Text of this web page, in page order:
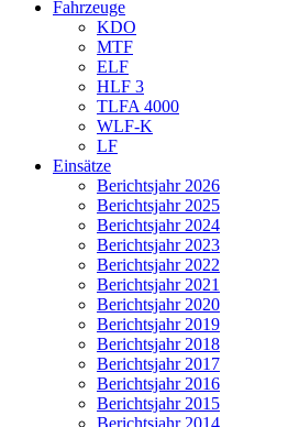
Fahrzeuge
KDO
MTF
ELF
HLF 3
TLFA 4000
WLF-K
LF
Einsätze
Berichtsjahr 2026
Berichtsjahr 2025
Berichtsjahr 2024
Berichtsjahr 2023
Berichtsjahr 2022
Berichtsjahr 2021
Berichtsjahr 2020
Berichtsjahr 2019
Berichtsjahr 2018
Berichtsjahr 2017
Berichtsjahr 2016
Berichtsjahr 2015
Berichtsjahr 2014